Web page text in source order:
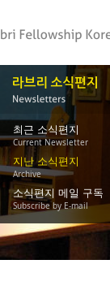
최근 소식편지
Current Newsletter
지난 소식편지
Archive
소식편지 메일 구독
Subscribe by E-mail